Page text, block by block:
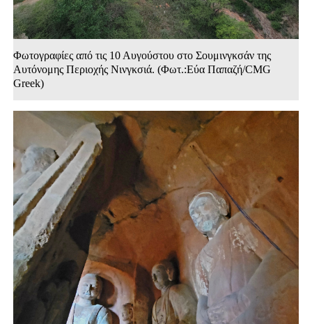
Φωτογραφίες από τις 10 Αυγούστου στο Σουμινγκσάν της
Αυτόνομης Περιοχής Νινγκσιά. (Φωτ.:Εύα Παπαζή/CMG
Greek)